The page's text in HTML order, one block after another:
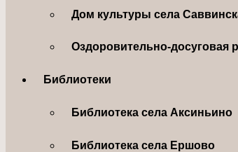
Дом культуры села
Оздоровительно-досуговая
Библиотеки
Библиотека села Аксиньино
Библиотека села Ершово